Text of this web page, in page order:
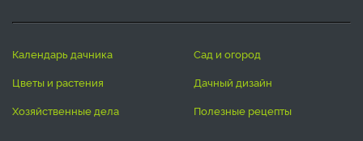
календарь дачника
сад и огород
цветы и растения
дачный дизайн
хозяйственные дела
полезные рецепты